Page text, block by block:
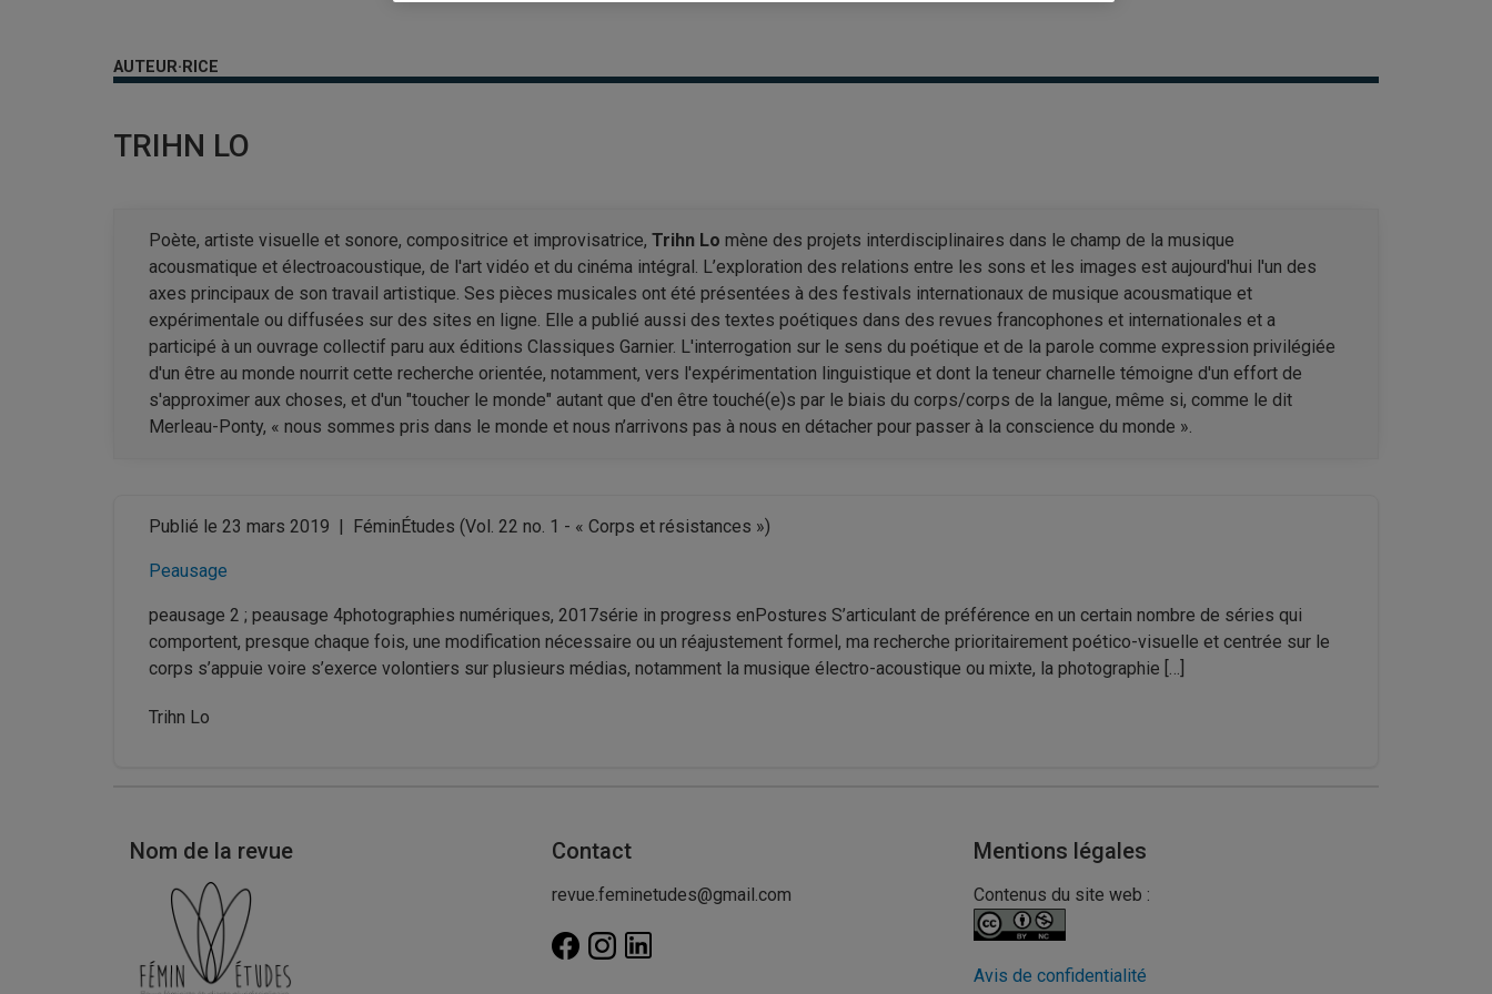
AUTEUR·RICE
TRIHN LO
Poète, artiste visuelle et sonore, compositrice et improvisatrice, Trihn Lo mène des projets interdisciplinaires dans le champ de la musique
acousmatique et électroacoustique, de l'art vidéo et du cinéma intégral. L’exploration des relations entre les sons et les images est aujourd'hui l'un des
axes principaux de son travail artistique. Ses pièces musicales ont été présentées à des festivals internationaux de musique acousmatique et
expérimentale ou diffusées sur des sites en ligne. Elle a publié aussi des textes poétiques dans des revues francophones et internationales et a
participé à un ouvrage collectif paru aux éditions Classiques Garnier. L'interrogation sur le sens du poétique et de la parole comme expression privilégiée
d'un être au monde nourrit cette recherche orientée, notamment, vers l'expérimentation linguistique et dont la teneur charnelle témoigne d'un effort de
s'approximer aux choses, et d'un "toucher le monde" autant que d'en être touché(e)s par le biais du corps/corps de la langue, même si, comme le dit
Merleau-Ponty, « nous sommes pris dans le monde et nous n’arrivons pas à nous en détacher pour passer à la conscience du monde ».
Publié le 23 mars 2019 FéminÉtudes (Vol. 22 no. 1 - « Corps et résistances »)
Peausage
peausage 2 ; peausage 4photographies numériques, 2017série in progress enPostures S’articulant de préférence en un certain nombre de séries qui
comportent, presque chaque fois, une modification nécessaire ou un réajustement formel, ma recherche prioritairement poético-visuelle et centrée sur le
corps s’appuie voire s’exerce volontiers sur plusieurs médias, notamment la musique électro-acoustique ou mixte, la photographie […]
Trihn Lo
Nom de la revue Contact
revue.feminetudes@gmail.com
Mentions légales
Contenus du site web :
Avis de confidentialité